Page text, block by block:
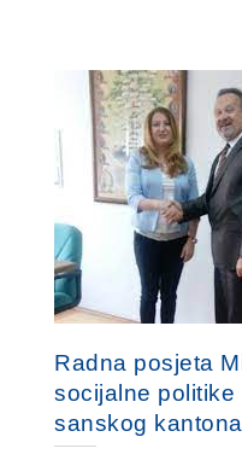
Radna posjeta
socijalne politike
sanskog kantona